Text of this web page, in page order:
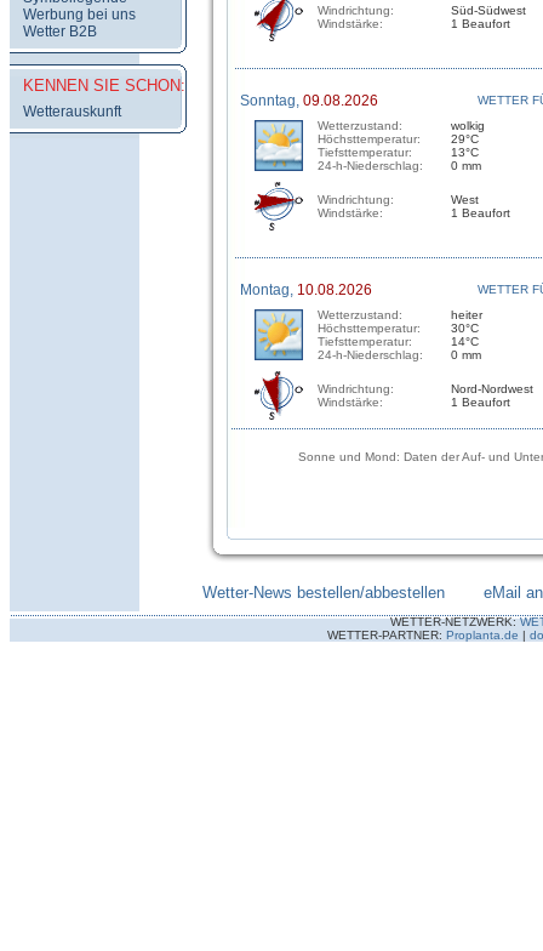
Werbung bei uns
Wetter B2B
KENNEN SIE SCHON:
Wetterauskunft
Windrichtung:
Windstärke:
Süd-Südwest
1 Beaufort
Sonntag, 09.08.2026
WETTER
Wetterzustand:
Höchsttemperatur:
Tiefsttemperatur:
24-h-Niederschlag:
wolkig
29°C
13°C
0 mm
Windrichtung:
Windstärke:
West
1 Beaufort
Montag, 10.08.2026
WETTER
Wetterzustand:
Höchsttemperatur:
Tiefsttemperatur:
24-h-Niederschlag:
heiter
30°C
14°C
0 mm
Windrichtung:
Windstärke:
Nord-Nordwest
1 Beaufort
Sonne und Mond: Daten der Auf- und
Wetter-News bestellen/abbestellen eMail
WETTER-NETZWERK:
WETTER-PARTNER: Proplanta.de |